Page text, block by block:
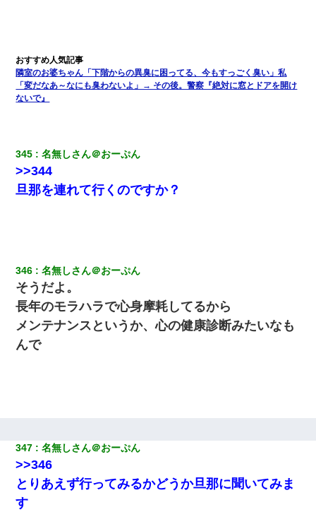
【衝撃】ヤンキー女に「サせて」って言った結果
妊娠中に「おいこのブタ女！てめー席譲れ！」と絡まれ腹を殴る
隣の部屋の住民の母親、オートロックを突破してマンションに入
り込んできたみたいで、ずっとドアの前で喚いてて滅茶苦茶うる
さかった。
10年ほど前、息子がまだ年中だった時に離婚したんだけど、一昨
年の暮れに突然息子が職場を訪ねてきた。
彼にプロポーズされたんだけど、実は資産家だと知って婚約破棄
した。B子「A男くんと別れたって本当？私が付き合ってもい
い？」
上司「何なの、この書類！！」私「あの‥」上司「今は私が話し
てるの！」私「ですから」上司「黙って聞きなさい！」私「それ
隣室のお婆ちゃん「下階からの異臭に困ってる、今もすっごく臭い」私
「変だなあ～なにも臭わないよ」→ その後。警察『絶対に窓とドアを開け
ないで』
345 名無しさん＠おーぷん
>>344
旦那を連れて行くのですか？
346 名無しさん＠おーぷん
そうだよ。
長年のモラハラで心身摩耗してるから
メンテナンスというか、心の健康診断みたいなも
んで
347 名無しさん＠おーぷん
>>346
とりあえず行ってみるかどうか旦那に聞いてみま
す